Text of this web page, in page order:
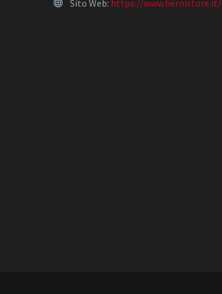
Sito Web: https://www.bernistore.it/